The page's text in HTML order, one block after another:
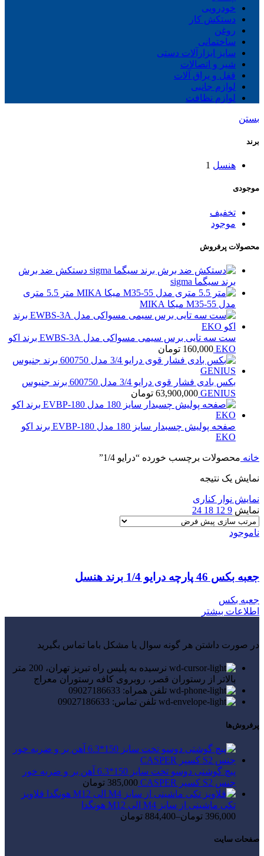
خودرویی
دستکش کار
روغن
ساختمانی
سایز ابزارآلات دستی
شیر و اتصالات
قفل و یراق آلات
لوازم جانبی
لوازم نظافت
بستن
برند
هنسل 1
موجودی
تخفیف
موجود
محصولات پرفروش
دستکش ضد برش
برند سیگما sigma
متر 5.5 متری
مدل M35-55 میکا MIKA
ست سه تایی برس سیمی مسواکی مدل EWBS-3A برند اکو
EKO
160,000 تومان
بکس بادی فشار قوی درایو 3/4 مدل 600750 برند جنیوس
GENIUS
63,900,000 تومان
صفحه پولیش چسبدار سایز 180 مدل EVBP-180 برند اکو
EKO
خانه محصولات برچسب خورده “درایو 1/4”
نمایش یک نتیجه
نمایش نوار کناری
نمایش 9
12
18
24
ناموجود
جعبه بکس 46 پارچه درایو 1/4 برند هنسل
جعبه بکس
اطلاعات بیشتر
در صورت داشتن هر گونه سوال یا مشکل باما تماس بگیرید
نرسیده به پلیس راه تبریز تهران، 200 متر
بالاتر از رستوران قصر، روبروی کافه رستوران معراج
تلفن همراه: 09027186633
تلفن تماس: 09027186633
پرفروش‌ها
پیچ گوشتی دوسو تخت سایز 150*6.3 آهن بر و ضربه خور
جنس S2 کسپر CASPER
385,000 تومان
قلاویز
تکی ماشینی از سایز M4 الی M12 هونگدا
396,000 تومان–
884,400 تومان
صفحات سایت